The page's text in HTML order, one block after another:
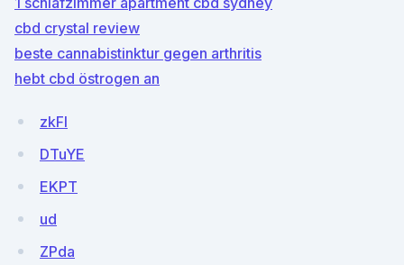
cbd crystal review
beste cannabistinktur gegen arthritis
hebt cbd östrogen an
zkFl
DTuYE
EKPT
ud
ZPda